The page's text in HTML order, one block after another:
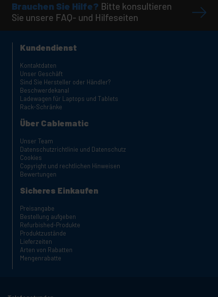
Brauchen Sie Hilfe? Bitte konsultieren
Sie unsere FAQ- und Hilfeseiten
Kundendienst
Kontaktdaten
Unser Geschäft
Sind Sie Hersteller oder Händler?
Beschwerdekanal
Ladewagen für Laptops und Tablets
Rack-Schränke
Über Cablematic
Unser Team
Datenschutzrichtlinie und Datenschutz
Cookies
Copyright und rechtlichen Hinweisen
Bewertungen
Sicheres Einkaufen
Preisangabe
Bestellung aufgeben
Refurbished-Produkte
Produktzustände
Lieferzeiten
Arten von Rabatten
Mengenrabatte